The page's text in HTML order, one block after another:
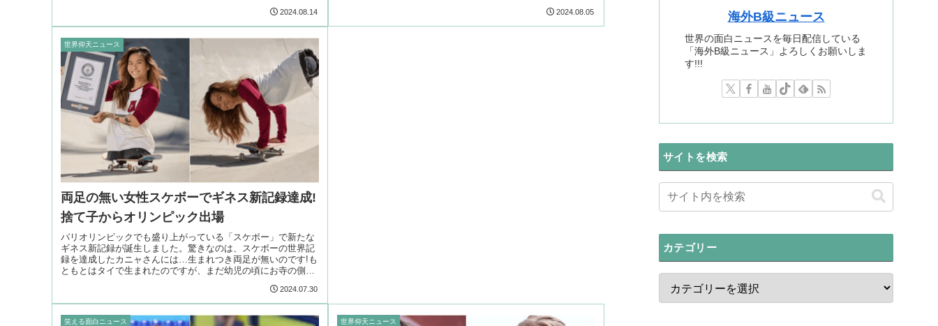
2024.08.14 2024.08.05
世界仰天ニュース
両足の無い女性スケボーでギネス新記録達成!
捨て子からオリンピック出場
パリオリンピックでも盛り上がっている「スケボー」で新たな
ギネス新記録が誕生しました。驚きなのは、スケボーの世界記
録を達成したカニャさんには…生まれつき両足が無いのです!も
ともとはタイで生まれたのですが、まだ幼児の頃にお寺の側に
2024.07.30
笑える面白ニュース 世界仰天ニュース
海外B級ニュース
世界の面白ニュースを毎日配信している
「海外B級ニュース」よろしくお願いしま
す!!!
サイトを検索
カテゴリー